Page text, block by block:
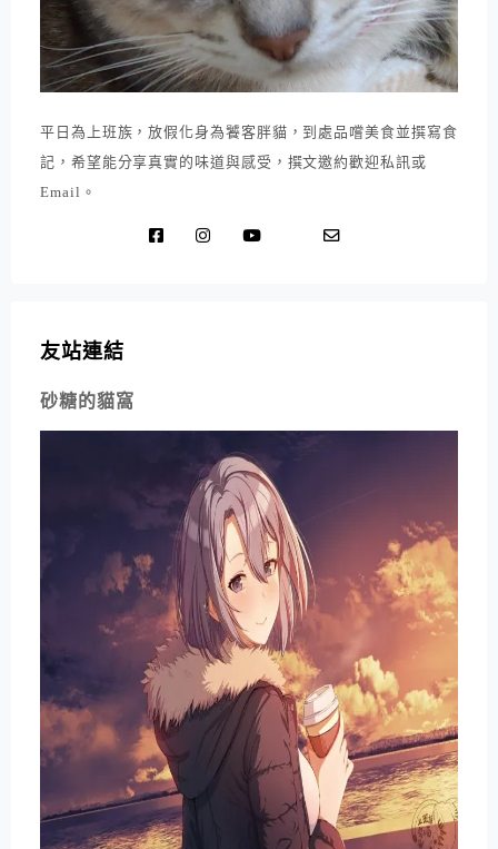
平日為上班族，放假化身為饕客胖貓，到處品嚐美食並撰寫食
記，希望能分享真實的味道與感受，撰文邀約歡迎私訊或
Email。
友站連結
砂糖的貓窩